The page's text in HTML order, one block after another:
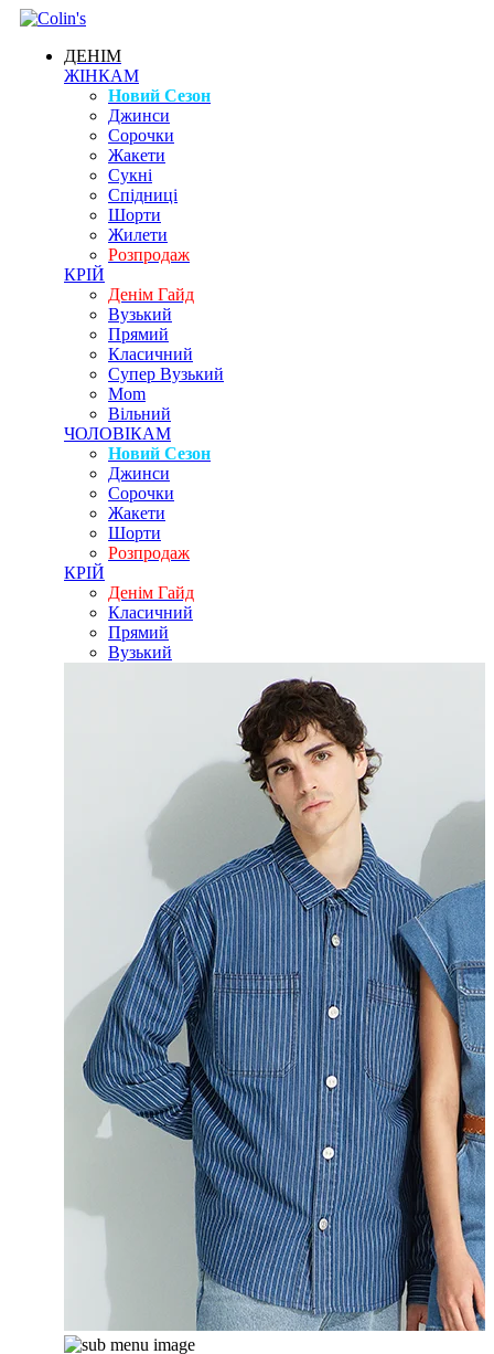
ДЕНІМ
ЖІНКАМ
Новий Сезон
Джинси
Сорочки
Жакети
Сукні
Спідниці
Шорти
Жилети
Розпродаж
КРІЙ
Денім Гайд
Вузький
Прямий
Класичний
Супер Вузький
Mom
Вільний
ЧОЛОВІКАМ
Новий Сезон
Джинси
Сорочки
Жакети
Шорти
Розпродаж
КРІЙ
Денім Гайд
Класичний
Прямий
Вузький